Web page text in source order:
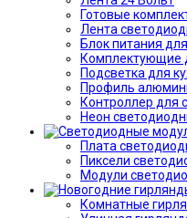
Готовые
Лента
Блок питания
Комплектующие
Подсветка для
Профиль
Контроллер для
Неон
Плата
Пиксели
Модули
Комнатные